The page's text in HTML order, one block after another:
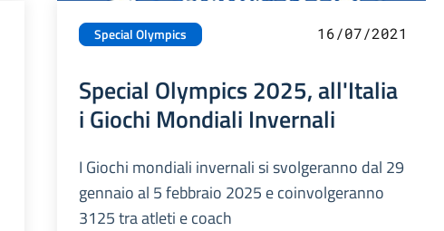
Special Olympics 16/07/2021
Special Olympics 2025, all'Italia
i Giochi Mondiali Invernali
I Giochi mondiali invernali si svolgeranno dal 29
gennaio al 5 febbraio 2025 e coinvolgeranno
3125 tra atleti e coach